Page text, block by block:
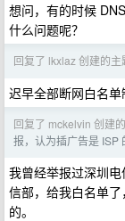
想问，有的时候
什么问题呢？
回复了 lkxlaz 创建的主
迟早全部断网白名单
回复了 mckelvin 创建
报，认为插广告是 ISP
我曾经举报过深圳
信部，给我白名单
的。